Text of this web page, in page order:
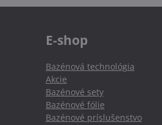
E-shop
Bazénová technológia
Akcie
Bazénové sety
Bazénové fólie
Bazénové príslušenstvo